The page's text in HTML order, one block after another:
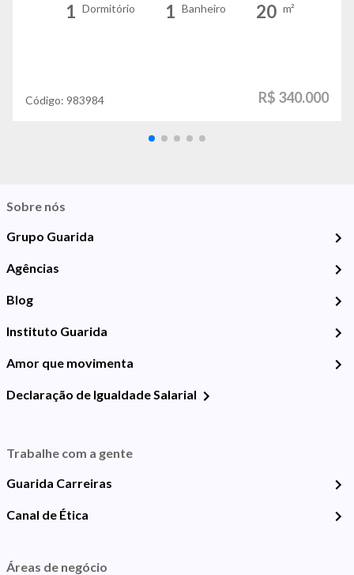
1 Dormitório 1 Banheiro 20 m²
Código: 983984 R$ 340.000
Sobre nós
Grupo Guarida
Agências
Blog
Instituto Guarida
Amor que movimenta
Declaração de Igualdade Salarial
Trabalhe com a gente
Guarida Carreiras
Canal de Ética
Áreas de negócio